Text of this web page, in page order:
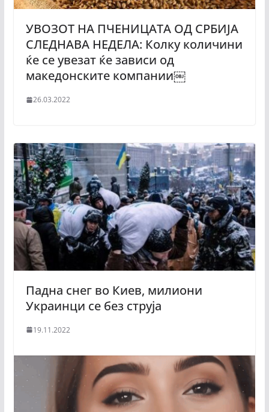
УВОЗОТ НА ПЧЕНИЦАТА ОД СРБИЈА
СЛЕДНАВА НЕДЕЛА: Колку количини
ќе се увезат ќе зависи од
македонските компании￼
26.03.2022
Падна снег во Киев, милиони
Украинци се без струја
19.11.2022